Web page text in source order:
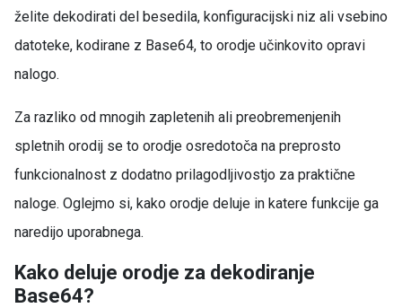
želite dekodirati del besedila, konfiguracijski niz ali vsebino
datoteke, kodirane z Base64, to orodje učinkovito opravi
nalogo.
Za razliko od mnogih zapletenih ali preobremenjenih
spletnih orodij se to orodje osredotoča na preprosto
funkcionalnost z dodatno prilagodljivostjo za praktične
naloge. Oglejmo si, kako orodje deluje in katere funkcije ga
naredijo uporabnega.
Kako deluje orodje za dekodiranje
Base64?